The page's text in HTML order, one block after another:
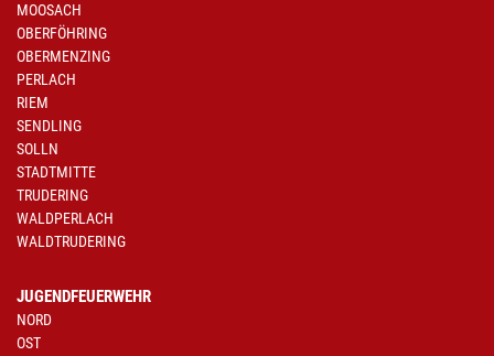
MOOSACH
OBERFÖHRING
OBERMENZING
PERLACH
RIEM
SENDLING
SOLLN
STADTMITTE
TRUDERING
WALDPERLACH
WALDTRUDERING
JUGENDFEUERWEHR
NORD
OST